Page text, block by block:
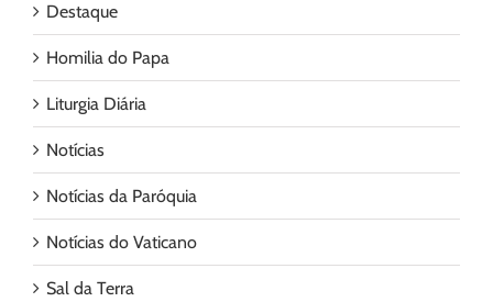
Destaque
Homilia do Papa
Liturgia Diária
Notícias
Notícias da Paróquia
Notícias do Vaticano
Sal da Terra